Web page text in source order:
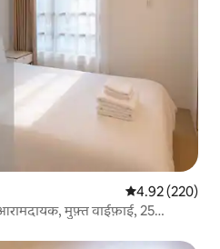
औसत रेटिंग 5 में से
4.92 (220)
मुफ़्त वाईफ़ाई, 25